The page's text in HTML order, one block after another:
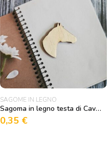
SAGOME IN LEGNO
Sagoma in legno testa di Cavallo 2
0,35 €